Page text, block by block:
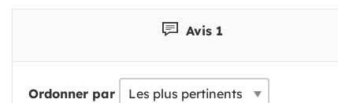
Avis 1
Ordonner par